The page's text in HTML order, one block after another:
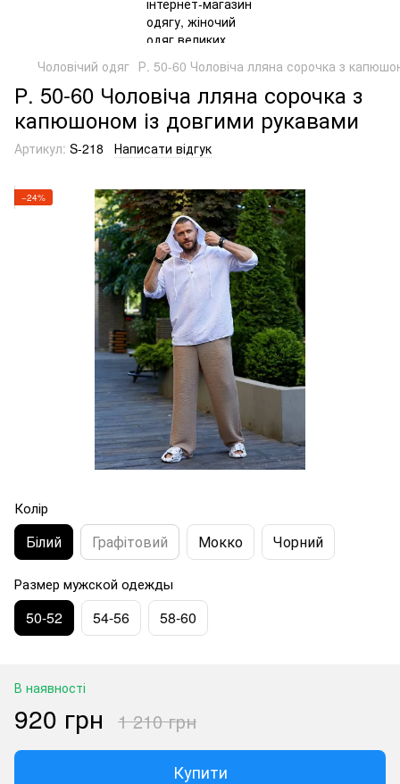
Чоловічий одяг Р. 50-60 Чоловіча лляна сорочка з
Р. 50-60 Чоловіча лляна сорочка з
капюшоном із довгими рукавами
Артикул: S-218 Написати відгук
−24%
Колір
Білий Графітовий Мокко Чорний
Размер мужской одежды
50-52 54-56 58-60
В наявності
920 грн 1 210 грн
Купити